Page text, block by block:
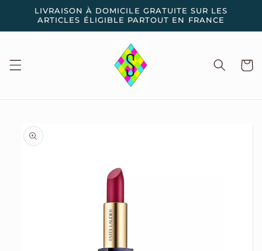
passer
contenu
LIVRAISON À DOMICILE GRATUITE SUR LES
ARTICLES ÉLIGIBLE PARTOUT EN FRANCE
Panier
Passer aux
informations
produits